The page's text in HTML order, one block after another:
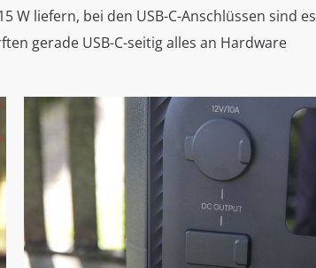
W liefern, bei den USB-C-Anschlüssen sind es
gerade USB-C-seitig alles an Hardware